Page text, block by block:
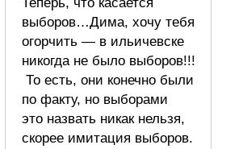
Теперь, что касается
выборов…Дима, хочу тебя
огорчить — в ильичевске
никогда не было выборов!!!
То есть, они конечно были
по факту, но выборами
это назвать никак нельзя,
скорее имитация выборов.